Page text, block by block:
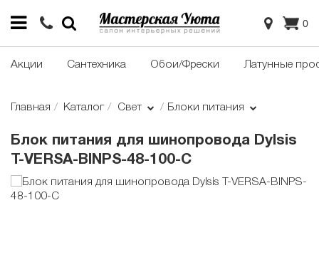
0
Акции Сантехника Обои/Фрески Латунные
Главная Каталог Свет Блоки питания
Блок питания для шинопровода Dylsis
T-VERSA-BINPS-48-100-С